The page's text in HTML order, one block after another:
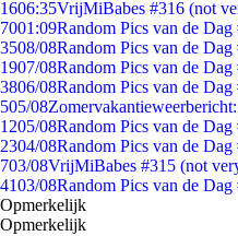
1606:35VrijMiBabes #316 (not
7001:09Random Pics van de Dag
3508/08Random Pics van de Dag
1907/08Random Pics van de Dag
3806/08Random Pics van de Dag
505/08
1205/08Random Pics van de Dag
2304/08Random Pics van de Dag
703/08VrijMiBabes #315 (not
4103/08Random Pics van de Dag
Opmerkelijk
Opmerkelijk